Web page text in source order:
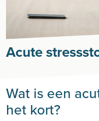
Acute
Wat is een
het kort?